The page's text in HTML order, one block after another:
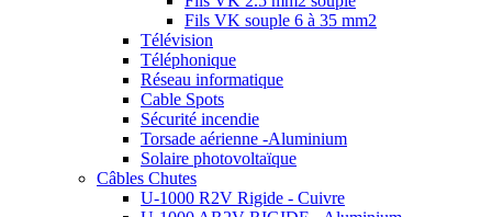
Fils VK souple 6 à 35 mm2
Télévision
Téléphonique
Réseau informatique
Cable Spots
Sécurité incendie
Torsade aérienne -Aluminium
Solaire photovoltaïque
Câbles Chutes
U-1000 R2V Rigide - Cuivre